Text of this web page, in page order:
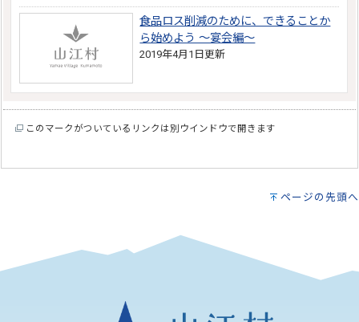
食品ロス削減のために、できることか
ら始めよう ～宴会編～
2019年4月1日更新
このマークがついているリンクは別ウインドウで開きます
ページの先頭へ